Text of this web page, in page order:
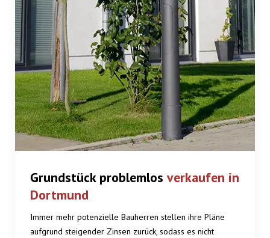
Grundstück problemlosverkaufen in
Dortmund
Immer mehr potenzielle Bauherren stellen ihre Pläne
aufgrund steigender Zinsen zurück, sodass es nicht